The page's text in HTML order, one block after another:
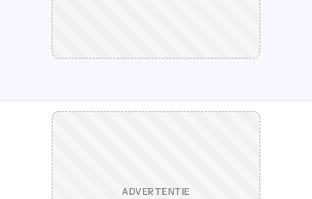
ADVERTENTIE